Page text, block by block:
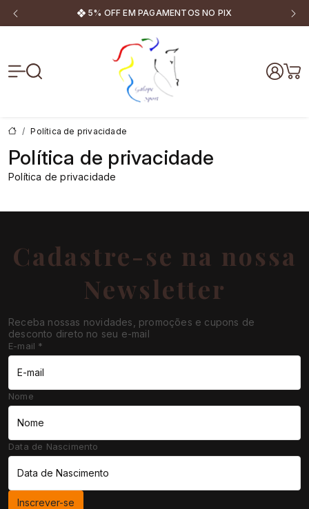
5% OFF EM PAGAMENTOS NO PIX
Política de privacidade
Política de privacidade
Política de privacidade
Cadastre-se na nossa
Newsletter
Receba nossas novidades, promoções e cupons de
desconto direto no seu e-mail
E-mail *
Nome
Data de Nascimento
Inscrever-se